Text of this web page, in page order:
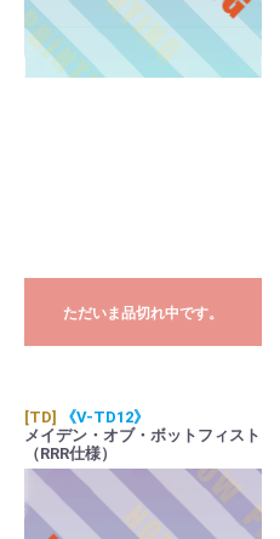
ただいま品切れ中です。
[TD]
《V-TD12》
メイデン・オブ・ボットフィスト
（RRR仕様）